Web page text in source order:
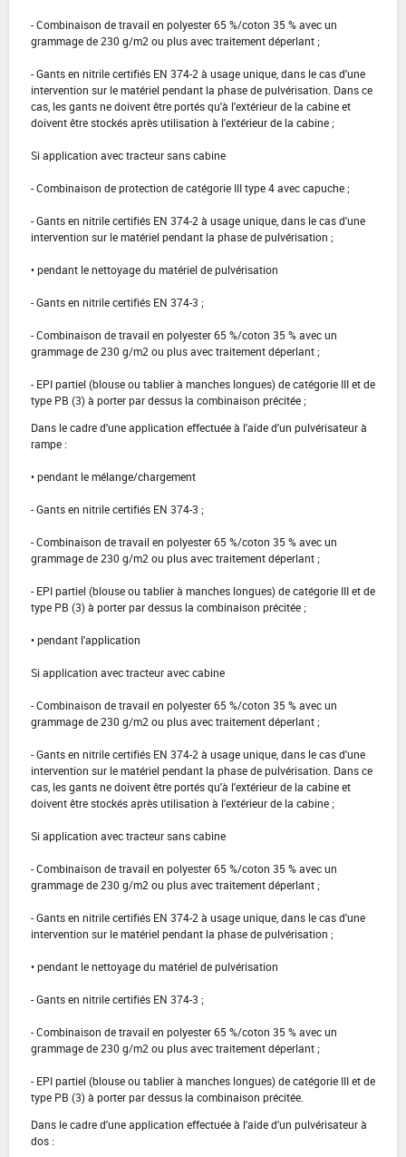
- Combinaison de travail en polyester 65 %/coton 35 % avec un
grammage de 230 g/m2 ou plus avec traitement déperlant ;
- Gants en nitrile certifiés EN 374-2 à usage unique, dans le cas d'une
intervention sur le matériel pendant la phase de pulvérisation. Dans ce
cas, les gants ne doivent être portés qu'à l'extérieur de la cabine et
doivent être stockés après utilisation à l'extérieur de la cabine ;
Si application avec tracteur sans cabine
- Combinaison de protection de catégorie III type 4 avec capuche ;
- Gants en nitrile certifiés EN 374-2 à usage unique, dans le cas d'une
intervention sur le matériel pendant la phase de pulvérisation ;
• pendant le nettoyage du matériel de pulvérisation
- Gants en nitrile certifiés EN 374-3 ;
- Combinaison de travail en polyester 65 %/coton 35 % avec un
grammage de 230 g/m2 ou plus avec traitement déperlant ;
- EPI partiel (blouse ou tablier à manches longues) de catégorie III et de
type PB (3) à porter par dessus la combinaison précitée ;
Dans le cadre d'une application effectuée à l'aide d'un pulvérisateur à
rampe :
• pendant le mélange/chargement
- Gants en nitrile certifiés EN 374-3 ;
- Combinaison de travail en polyester 65 %/coton 35 % avec un
grammage de 230 g/m2 ou plus avec traitement déperlant ;
- EPI partiel (blouse ou tablier à manches longues) de catégorie III et de
type PB (3) à porter par dessus la combinaison précitée ;
• pendant l'application
Si application avec tracteur avec cabine
- Combinaison de travail en polyester 65 %/coton 35 % avec un
grammage de 230 g/m2 ou plus avec traitement déperlant ;
- Gants en nitrile certifiés EN 374-2 à usage unique, dans le cas d'une
intervention sur le matériel pendant la phase de pulvérisation. Dans ce
cas, les gants ne doivent être portés qu'à l'extérieur de la cabine et
doivent être stockés après utilisation à l'extérieur de la cabine ;
Si application avec tracteur sans cabine
- Combinaison de travail en polyester 65 %/coton 35 % avec un
grammage de 230 g/m2 ou plus avec traitement déperlant ;
- Gants en nitrile certifiés EN 374-2 à usage unique, dans le cas d'une
intervention sur le matériel pendant la phase de pulvérisation ;
• pendant le nettoyage du matériel de pulvérisation
- Gants en nitrile certifiés EN 374-3 ;
- Combinaison de travail en polyester 65 %/coton 35 % avec un
grammage de 230 g/m2 ou plus avec traitement déperlant ;
- EPI partiel (blouse ou tablier à manches longues) de catégorie III et de
type PB (3) à porter par dessus la combinaison précitée.
Dans le cadre d'une application effectuée à l'aide d'un pulvérisateur à
dos :